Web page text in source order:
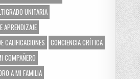
UNITARIA
APRENDIZAJE
CALIFICACIONES
CONCIENCIA CRÍTICA
COMPAÑERO
A MI FAMILIA